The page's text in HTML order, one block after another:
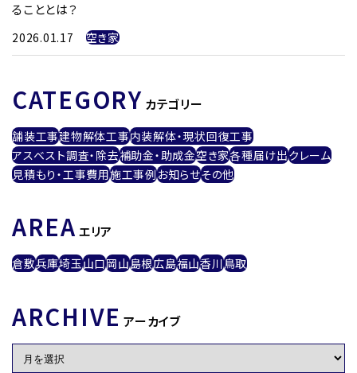
ることとは？
2026.01.17 空き家
CATEGORY カテゴリー
舗装工事建物解体工事内装解体・現状回復工事
アスベスト調査・除去補助金・助成金空き家各種届け出クレーム
見積もり・工事費用施工事例お知らせその他
AREA エリア
倉敷兵庫埼玉山口岡山島根広島福山香川鳥取
ARCHIVE アーカイブ